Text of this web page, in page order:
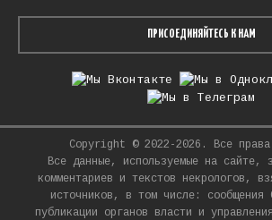
ПРИСОЕДИНЯЙТЕСЬ К НАМ
Copyright © 2022-2026. Все права
Все данные, используемые на сайте,
комментариев и текстов некрологов,
источников, в том числе: сообщения
публикации органов власти и